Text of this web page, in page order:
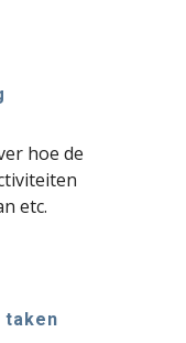
hoe de
etc.
taken